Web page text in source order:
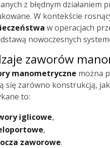
z błędnym
W kontekście
w operacjach
nowoczesnych
zaworów
manometryczne można
się zarówno konstrukcją,
to:
iglicowe,
,
zaworowe.